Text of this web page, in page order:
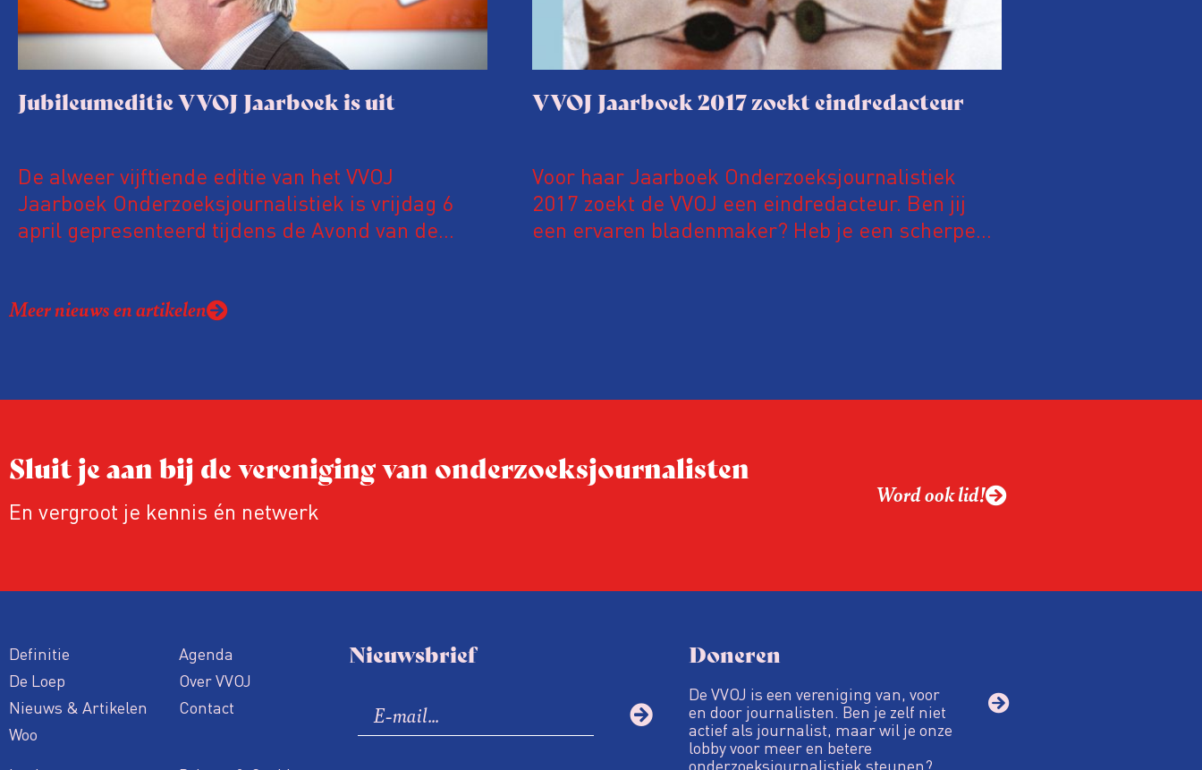
Jubileumeditie VVOJ Jaarboek is uit
De alweer vijftiende editie van het VVOJ
Jaarboek Onderzoeksjournalistiek is vrijdag 6
april gepresenteerd tijdens de Avond van de
katern met kleurenfoto’s waarop ANP-fotografen
VVOJ Jaarboek 2017 zoekt eindredacteur
Voor haar Jaarboek Onderzoeksjournalistiek
2017 zoekt de VVOJ een eindredacteur. Ben jij
een ervaren bladenmaker? Heb je een scherpe
Meer nieuws en artikelen
Sluit je aan bij de vereniging van onderzoeksjournalisten
En vergroot je kennis én netwerk
Word ook lid!
Definitie
De Loep
Nieuws & Artikelen
Woo
Agenda
Over VVOJ
Contact
Nieuwsbrief Doneren
De VVOJ is een vereniging van, voor
en door journalisten. Ben je zelf niet
actief als journalist, maar wil je onze
lobby voor meer en betere
onderzoeksjournalistiek steunen?